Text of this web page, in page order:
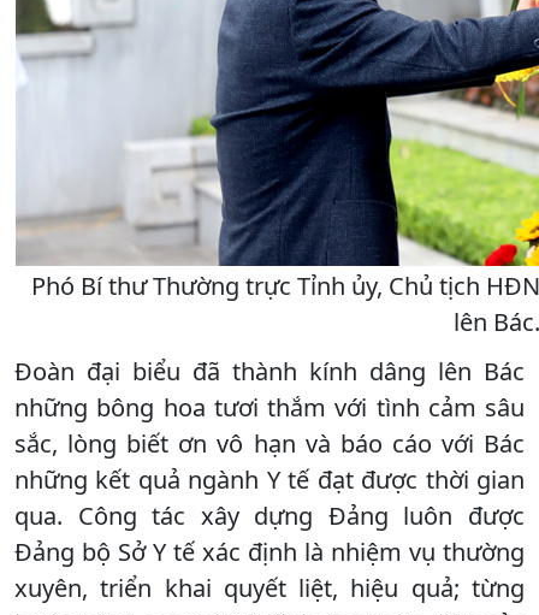
Phó Bí thư Thường trực Tỉnh ủy, Chủ tịch
lên Bác.
Đoàn đại biểu đã thành kính dâng lên Bác
những bông hoa tươi thắm với tình cảm sâu
sắc, lòng biết ơn vô hạn và báo cáo với Bác
những kết quả ngành Y tế đạt được thời gian
qua. Công tác xây dựng Đảng luôn được
Đảng bộ Sở Y tế xác định là nhiệm vụ thường
xuyên, triển khai quyết liệt, hiệu quả; từng